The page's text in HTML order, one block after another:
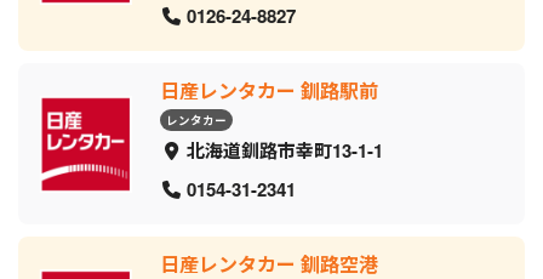
0126-24-8827
日産レンタカー 釧路駅前
レンタカー
北海道釧路市幸町13-1-1
0154-31-2341
日産レンタカー 釧路空港